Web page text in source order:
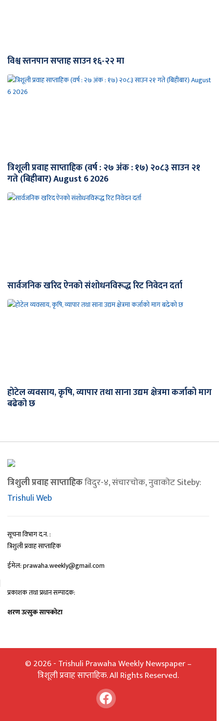
विश्व स्तनपान सप्ताह साउन १६-२२ मा
त्रिशूली प्रवाह साप्ताहिक (वर्ष : २७ अंक : १७) २०८३ साउन २१
गते (बिहीबार) August 6 2026
सार्वजनिक खरिद ऐनको संशोधनविरूद्ध रिट निवेदन दर्ता
होटेल व्यवसाय, कृषि, व्यापार तथा साना उद्यम क्षेत्रमा कर्जाको माग
बढेको छ
त्रिशुली प्रवाह साप्ताहिकविदुर-४, संचारचोक, नुवाकोट Siteby:
Trishuli Web
सूचना विभाग द.न. :
त्रिशुली प्रवाह साप्ताहिक
ईमेल: prawaha.weekly@gmail.com
प्रकाशक तथा प्रधान सम्पादक:
शरण उत्सुक सापकोटा
© 2026 - Trishuli Prawaha Weekly Newspaper –
त्रिशूली प्रवाह साप्ताहिक. All Rights Reserved.